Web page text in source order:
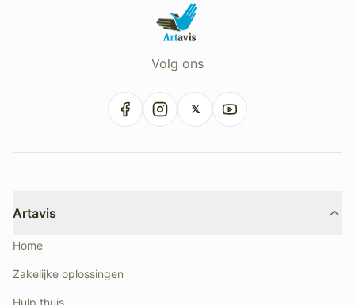
Volg ons
𝕏
Artavis
Home
Zakelijke oplossingen
Hulp thuis